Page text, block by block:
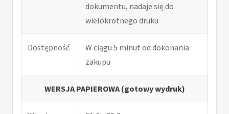
dokumentu, nadaje się do
wielokrotnego druku
Dostępność
W ciągu 5 minut od dokonania
zakupu
WERSJA PAPIEROWA (gotowy wydruk)